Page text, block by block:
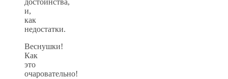
достоинства,
и,
как
недостатки.
Веснушки!
Как
это
очаровательно!